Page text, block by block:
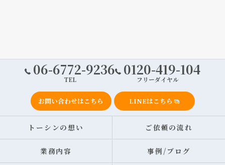
06-6772-9236
TEL
0120-419-104
フリーダイヤル
お問い合わせはこちら LINEはこちら
トーシンの想い ご依頼の流れ
業務内容 事例/ブログ